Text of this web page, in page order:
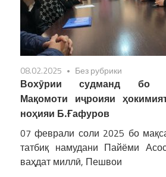
08.02.2025 Без рубрики
Вохӯрии судманд бо
Мақомоти иҷроияи
ноҳияи Б.Ғафуров
07 феврали соли 2025 бо
татбиқ намудани Пайёми
ваҳдат миллӣ, Пешвои